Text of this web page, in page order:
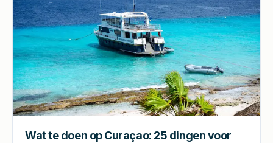
Wat te doen op Curaçao: 25 dingen voor